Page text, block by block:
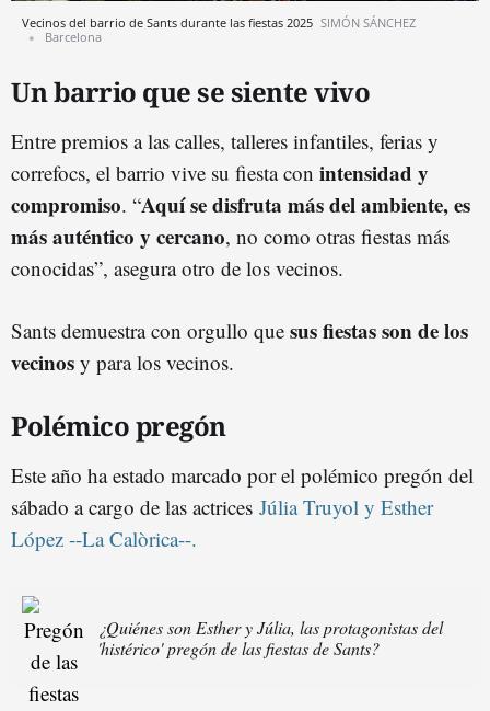
Vecinos del barrio de Sants durante las fiestas 2025 SIMÓN SÁNCHEZ
Barcelona
Un barrio que se siente vivo
Entre premios a las calles, talleres infantiles, ferias y
correfocs, el barrio vive su fiesta con intensidad y
compromiso. “Aquí se disfruta más del ambiente, es
más auténtico y cercano, no como otras fiestas más
conocidas”, asegura otro de los vecinos.
Sants demuestra con orgullo que sus fiestas son de los
vecinos y para los vecinos.
Polémico pregón
Este año ha estado marcado por el polémico pregón del
sábado a cargo de las actrices Júlia Truyol y Esther
López --La Calòrica--.
¿Quiénes son Esther y Júlia, las protagonistas del
'histérico' pregón de las fiestas de Sants?